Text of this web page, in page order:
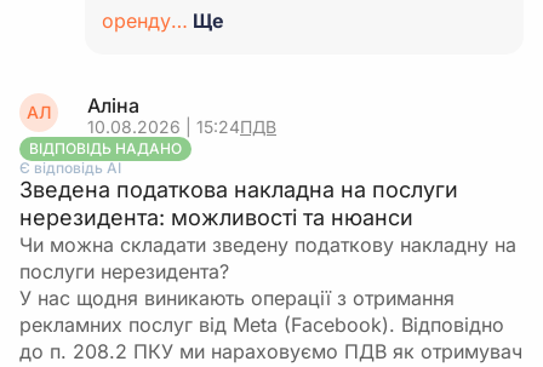
оренду… Ще
АЛ Аліна
10.08.2026 | 15:24ПДВ
ВІДПОВІДЬ НАДАНО
Є відповідь АІ
Зведена податкова накладна на послуги
нерезидента: можливості та нюанси
Чи можна складати зведену податкову накладну на
послуги нерезидента?
У нас щодня виникають операції з отримання
рекламних послуг від Meta (Facebook). Відповідно
до п. 208.2 ПКУ ми нараховуємо ПДВ як отримувач